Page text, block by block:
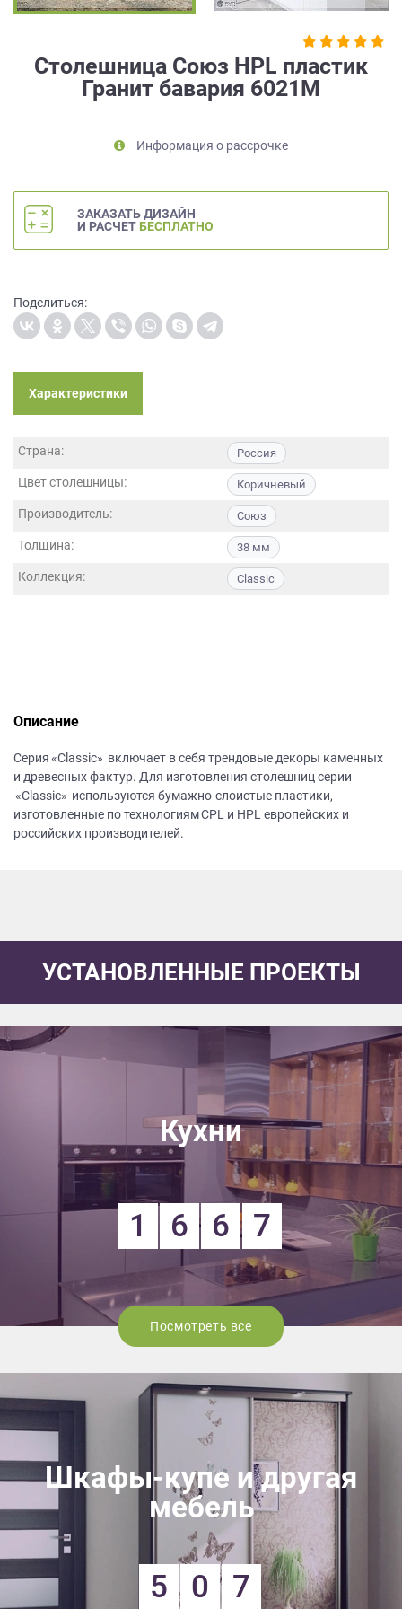
Столешница Союз HPL пластик
Гранит бавария 6021М
Информация о рассрочке
ЗАКАЗАТЬ ДИЗАЙН
И РАСЧЕТ БЕСПЛАТНО
Поделиться:
Характеристики
Страна: Россия
Цвет столешницы: Коричневый
Производитель: Союз
Толщина: 38 мм
Коллекция: Classic
Описание
Серия «Classic» включает в себя трендовые декоры каменных
и древесных фактур. Для изготовления столешниц серии
«Classic» используются бумажно-слоистые пластики,
изготовленные по технологиям CPL и HPL европейских и
российских производителей.
УСТАНОВЛЕННЫЕ ПРОЕКТЫ
Кухни
1 6 6 7
Посмотреть все
Шкафы-купе и другая
мебель
5 0 7
на
данных,
метрическими
условиях
обработки
персональных